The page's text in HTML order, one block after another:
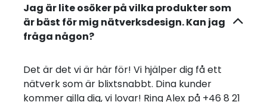
Jag är lite osöker på vilka produkter som
är bäst för mig nätverksdesign. Kan jag
fråga någon?
Det är det vi är här för! Vi hjälper dig få ett
nätverk som är blixtsnabbt. Dina kunder
kommer gilla dig, vi lovar! Ring Alex på +46 8 21